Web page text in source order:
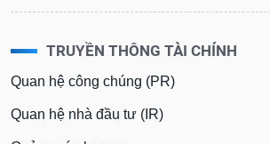
TRUYỀN THÔNG TÀI CHÍNH
Quan hệ công chúng (PR)
Quan hệ nhà đầu tư (IR)